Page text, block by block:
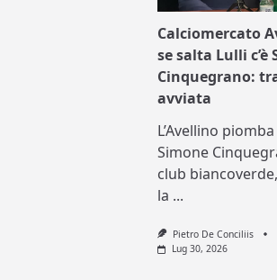
Calciomercato
se salta Lulli c’è
Cinquegrano:
avviata
L’Avellino
Simone
club
la ...
Pietro De Conciliis
Lug 30, 2026